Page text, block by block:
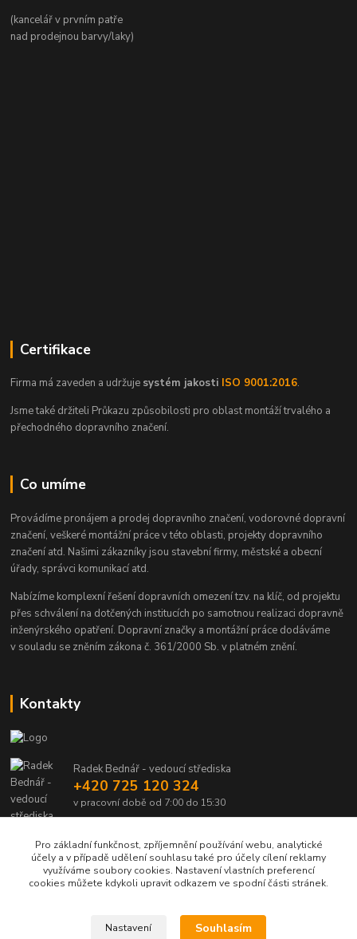
(kancelář v prvním patře
nad prodejnou barvy/laky)
Certifikace
Firma má zaveden a udržuje systém jakosti ISO 9001:2016.
Jsme také držiteli Průkazu způsobilosti pro oblast montáží trvalého a
přechodného dopravního značení.
Co umíme
Provádíme pronájem a prodej dopravního značení, vodorovné dopravní
značení, veškeré montážní práce v této oblasti, projekty dopravního
značení atd. Našimi zákazníky jsou stavební firmy, městské a obecní
úřady, správci komunikací atd.
Nabízíme komplexní řešení dopravních omezení tzv. na klíč, od projektu
přes schválení na dotčených institucích po samotnou realizaci dopravně
inženýrského opatření. Dopravní značky a montážní práce dodáváme
v souladu se zněním zákona č. 361/2000 Sb. v platném znění.
Kontakty
Radek Bednář - vedoucí střediska
+420 725 120 324
v pracovní době od 7:00 do 15:30
Upravit sběr cookies.
Pro základní funkčnost, zpříjemnění používání webu, analytické
účely a v případě udělení souhlasu také pro účely cílení reklamy
využíváme soubory cookies. Nastavení vlastních preferencí
cookies můžete kdykoli upravit odkazem ve spodní části stránek.
Nastavení Souhlasím